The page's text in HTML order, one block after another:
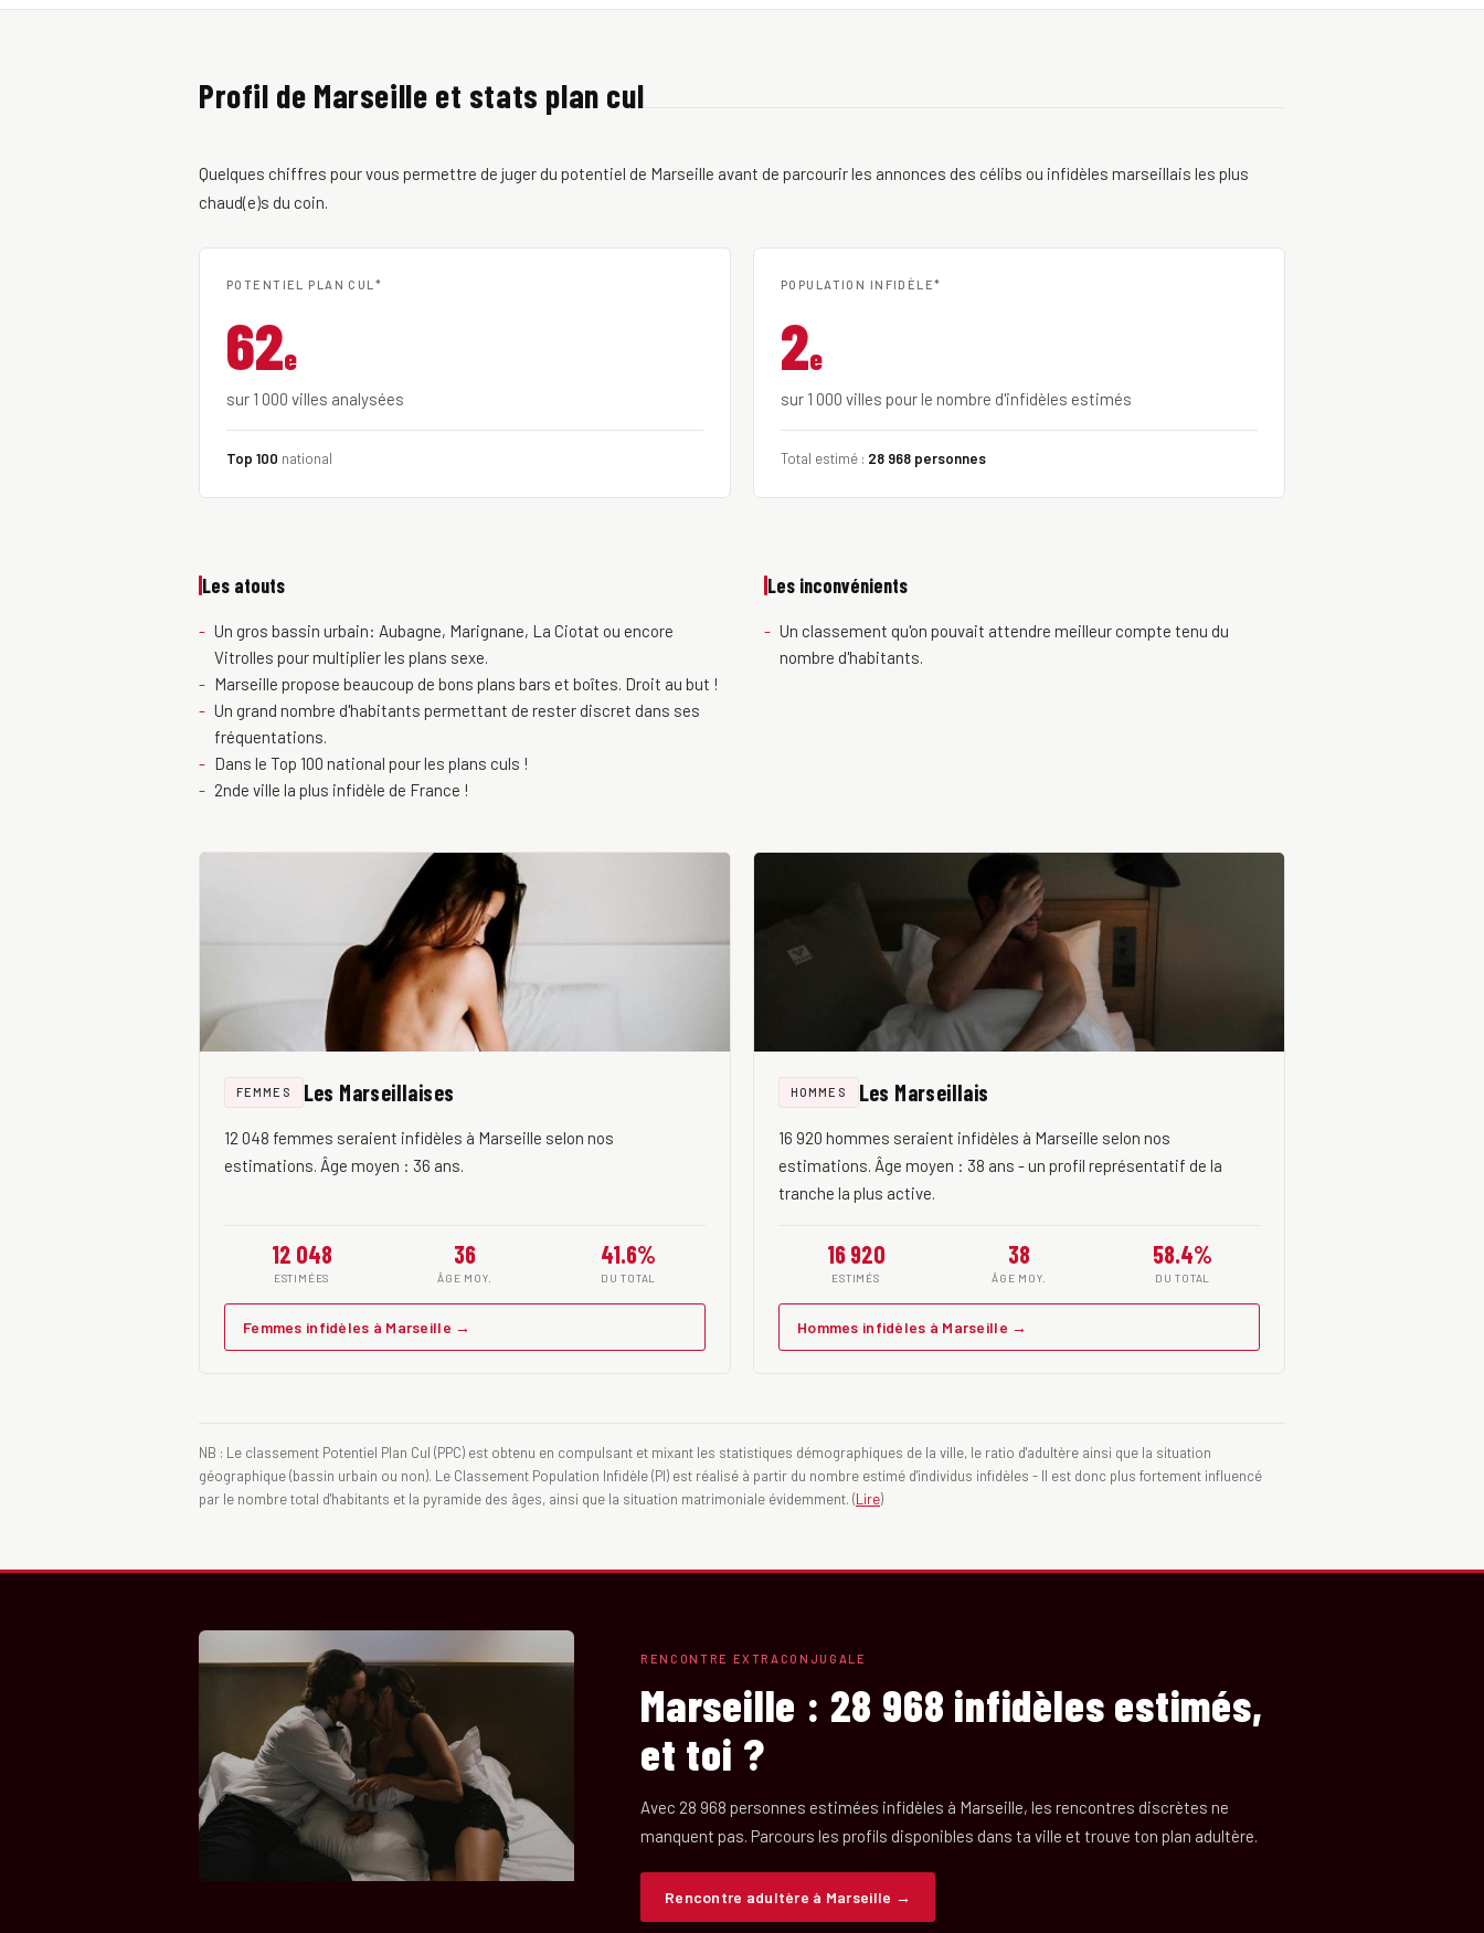
Profil de Marseille et stats plan cul
Quelques chiffres pour vous permettre de juger du potentiel de Marseille avant de parcourir les annonces des célibs ou infidèles marseillais les plus
chaud(e)s du coin.
POTENTIEL PLAN CUL*
62e
sur 1 000 villes analysées
Top 100 national
POPULATION INFIDÈLE*
2e
sur 1 000 villes pour le nombre d'infidèles estimés
Total estimé : 28 968 personnes
Les atouts
Un gros bassin urbain: Aubagne, Marignane, La Ciotat ou encore
Vitrolles pour multiplier les plans sexe.
Marseille propose beaucoup de bons plans bars et boîtes. Droit au but !
Un grand nombre d'habitants permettant de rester discret dans ses
fréquentations.
Dans le Top 100 national pour les plans culs !
2nde ville la plus infidèle de France !
Les inconvénients
Un classement qu'on pouvait attendre meilleur compte tenu du
nombre d'habitants.
FEMMES Les Marseillaises
12 048 femmes seraient infidèles à Marseille selon nos
estimations. Âge moyen : 36 ans.
12 048
ESTIMÉES
36
ÂGE MOY.
41.6%
DU TOTAL
Femmes infidèles à Marseille →
HOMMES Les Marseillais
16 920 hommes seraient infidèles à Marseille selon nos
estimations. Âge moyen : 38 ans - un profil représentatif de la
tranche la plus active.
16 920
ESTIMÉS
38
ÂGE MOY.
58.4%
DU TOTAL
Hommes infidèles à Marseille →
NB : Le classement Potentiel Plan Cul (PPC) est obtenu en compulsant et mixant les statistiques démographiques de la ville, le ratio d'adultère ainsi que la situation
géographique (bassin urbain ou non). Le Classement Population Infidèle (PI) est réalisé à partir du nombre estimé d'individus infidèles - Il est donc plus fortement influencé
par le nombre total d'habitants et la pyramide des âges, ainsi que la situation matrimoniale évidemment. (Lire)
RENCONTRE EXTRACONJUGALE
Marseille : 28 968 infidèles estimés,
et toi ?
Avec 28 968 personnes estimées infidèles à Marseille, les rencontres discrètes ne
manquent pas. Parcours les profils disponibles dans ta ville et trouve ton plan adultère.
Rencontre adultère à Marseille →